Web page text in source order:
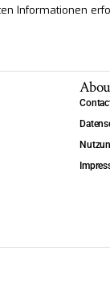
Informationen